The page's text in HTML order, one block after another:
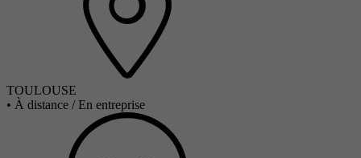
TOULOUSE
• À distance / En entreprise